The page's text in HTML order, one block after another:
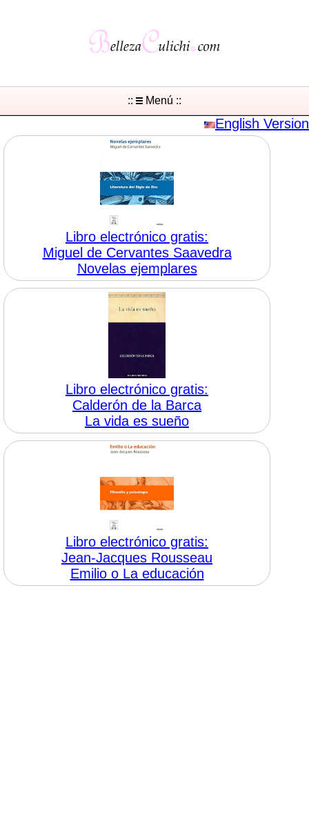
:: Menú ::
English Version
Libro electrónico gratis:
Miguel de Cervantes Saavedra
Novelas ejemplares
Libro electrónico gratis:
Calderón de la Barca
La vida es sueño
Libro electrónico gratis:
Jean-Jacques Rousseau
Emilio o La educación